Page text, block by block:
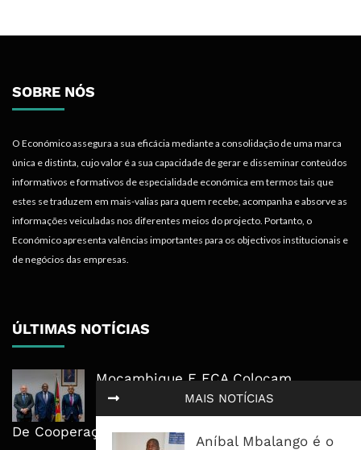
MAIS NOTÍCIAS
Aníbal Mbalango é o
SOBRE NÓS
O Económico assegura a sua eficácia mediante a consolidação de uma marca
única e distinta, cujo valor é a sua capacidade de gerar e disseminar conteúdos
informativos e formativos de especialidade económica em termos tais que
estes se traduzem em mais-valias para quem recebe, acompanha e absorve as
informações veiculadas nos diferentes meios do projecto. Portanto, o
Económico apresenta valências importantes para os objectivos institucionais e
de negócios das empresas.
ÚLTIMAS NOTÍCIAS
Moçambique E ECA Colocam
Emprego, Industrialização E
Execução No Centro Da Nova Agenda
De Cooperação